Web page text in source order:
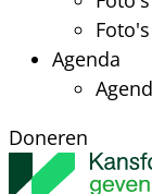
Agenda
Doneren